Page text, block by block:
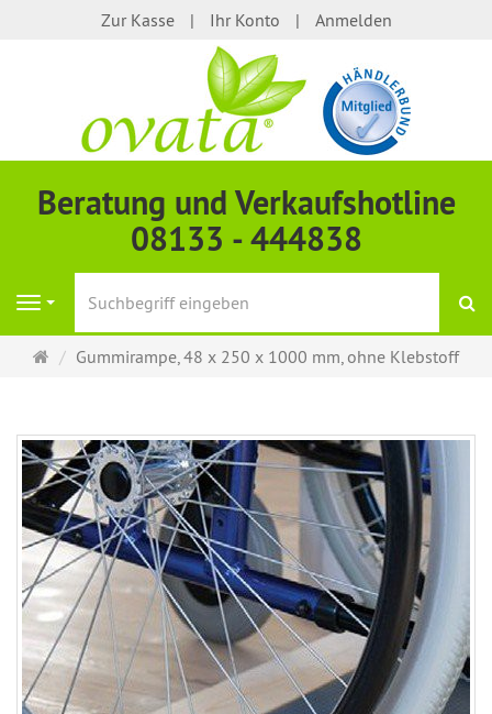
Zur Kasse Ihr Konto Anmelden
Beratung und Verkaufshotline
08133 - 444838
Navigation
Startseite
Gummirampe, 48 x 250 x 1000 mm, ohne Klebstoff